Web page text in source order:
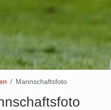
Mannschaftsfoto